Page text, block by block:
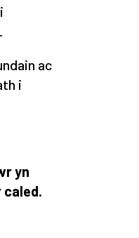
ac
i
yn
caled.